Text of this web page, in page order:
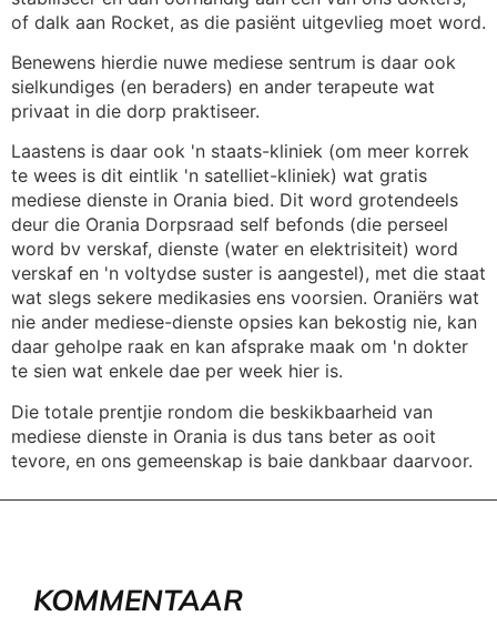
of dalk aan Rocket, as die pasiënt uitgevlieg moet word.
Benewens hierdie nuwe mediese sentrum is daar ook
sielkundiges (en beraders) en ander terapeute wat
privaat in die dorp praktiseer.
Laastens is daar ook 'n staats-kliniek (om meer korrek
te wees is dit eintlik 'n satelliet-kliniek) wat gratis
mediese dienste in Orania bied. Dit word grotendeels
deur die Orania Dorpsraad self befonds (die perseel
word bv verskaf, dienste (water en elektrisiteit) word
verskaf en 'n voltydse suster is aangestel), met die staat
wat slegs sekere medikasies ens voorsien. Oraniërs wat
nie ander mediese-dienste opsies kan bekostig nie, kan
daar geholpe raak en kan afsprake maak om 'n dokter
te sien wat enkele dae per week hier is.
Die totale prentjie rondom die beskikbaarheid van
mediese dienste in Orania is dus tans beter as ooit
tevore, en ons gemeenskap is baie dankbaar daarvoor.
KOMMENTAAR